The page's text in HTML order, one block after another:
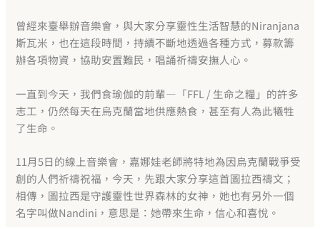
曾經來臺舉辦音樂會，與大家分享靈性生活智慧的Niranjana
斯瓦米，也在這段時間，持續不斷地透過各種方式，募款籌
辦各項物資，協助安置難民，唱誦祈禱安撫人心。
一直到今天，我們食瑜伽的前輩—「FFL / 生命之糧」的許多
志工，仍然每天在烏克蘭當地供應熱食，甚至有人為此犧牲
了生命。
11月5日的線上音樂會，嘉娜娃老師將特地為因烏克蘭戰爭受
創的人們祈禱祝福，今天，先跟大家分享這首圖拉西禱文；
相傳，圖拉西是守護靈性世界森林的女神，她也有另外一個
名字叫做Nandini，意思是：她帶來生命，信心和喜悅。